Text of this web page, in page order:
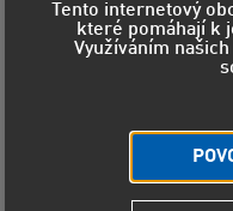
Tento internetový
které pomáhají k
Využíváním